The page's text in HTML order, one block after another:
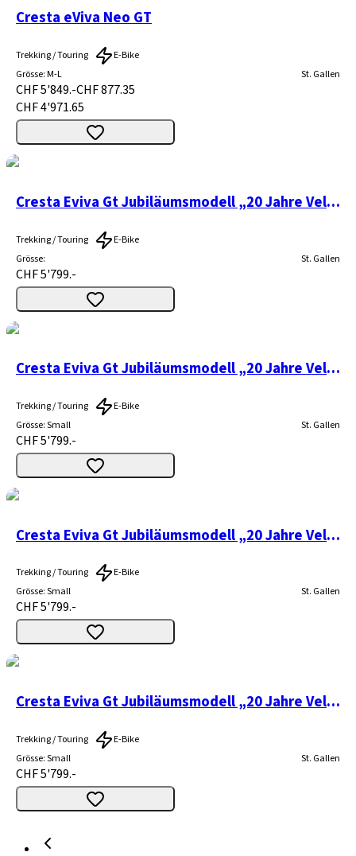
Cresta eViva Neo GT
Trekking / Touring
E-Bike
Grösse:M-L St. Gallen
CHF 5'849.-CHF 877.35
CHF 4'971.65
Cresta Eviva Gt Jubiläumsmodell „20 Jahre Velothek“
Trekking / Touring
E-Bike
Grösse: St. Gallen
CHF 5'799.-
Cresta Eviva Gt Jubiläumsmodell „20 Jahre Velothek“
Trekking / Touring
E-Bike
Grösse:Small St. Gallen
CHF 5'799.-
Cresta Eviva Gt Jubiläumsmodell „20 Jahre Velothek“
Trekking / Touring
E-Bike
Grösse:Small St. Gallen
CHF 5'799.-
Cresta Eviva Gt Jubiläumsmodell „20 Jahre Velothek“
Trekking / Touring
E-Bike
Grösse:Small St. Gallen
CHF 5'799.-